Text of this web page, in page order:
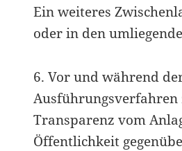
Ein weiteres
oder in den
6. Vor und während
Ausführungsverfahren
Transparenz vom
Öffentlichkeit